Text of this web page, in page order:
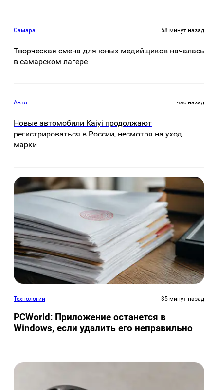
Самара 58 минут назад
Творческая смена для юных медийщиков началась
в самарском лагере
Авто час назад
Новые автомобили Kaiyi продолжают
регистрироваться в России, несмотря на уход
марки
Технологии 35 минут назад
PCWorld: Приложение останется в
Windows, если удалить его неправильно